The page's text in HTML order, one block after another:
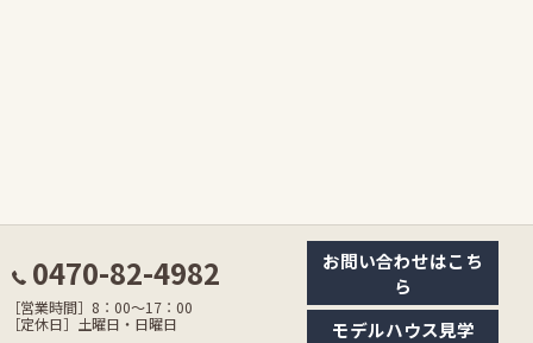
0470-82-4982
［営業時間］8：00〜17：00
［定休日］土曜日・日曜日
お問い合わせはこち
ら
モデルハウス見学